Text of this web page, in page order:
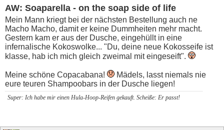
AW: Soaparella - on the soap side of life
Mein Mann kriegt bei der nächsten Bestellung auch ne
Macho Macho, damit er keine Dummheiten mehr macht.
Gestern kam er aus der Dusche, eingehüllt in eine
infernalische Kokoswolke... "Du, deine neue Kokosseife ist
klasse, hab ich mich gleich zweimal mit eingeseift".
Meine schöne Copacabana!
Mädels, lasst niemals nie
eure teuren Shampoobars in der Dusche liegen!
Super: Ich habe mir einen Hula-Hoop-Reifen gekauft. Scheiße: Er passt!